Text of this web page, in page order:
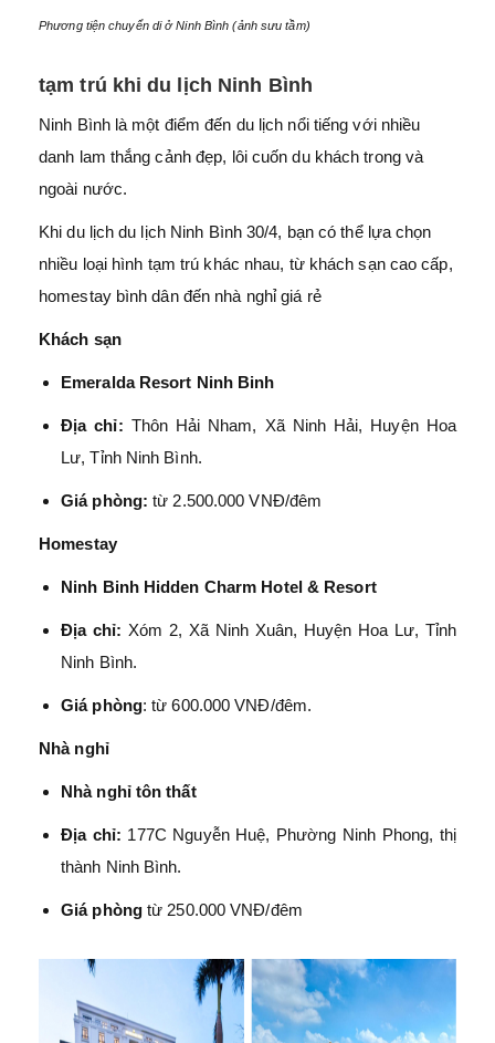
Phương tiện chuyển di ở Ninh Bình (ảnh sưu tầm)
tạm trú khi du lịch Ninh Bình
Ninh Bình là một điểm đến du lịch nổi tiếng với nhiều
danh lam thắng cảnh đẹp, lôi cuốn du khách trong và
ngoài nước.
Khi du lịch du lịch Ninh Bình 30/4, bạn có thể lựa chọn
nhiều loại hình tạm trú khác nhau, từ khách sạn cao cấp,
homestay bình dân đến nhà nghỉ giá rẻ
Khách sạn
Emeralda Resort Ninh Binh
Địa chỉ: Thôn Hải Nham, Xã Ninh Hải, Huyện Hoa
Lư, Tỉnh Ninh Bình.
Giá phòng: từ 2.500.000 VNĐ/đêm
Homestay
Ninh Binh Hidden Charm Hotel & Resort
Địa chỉ: Xóm 2, Xã Ninh Xuân, Huyện Hoa Lư, Tỉnh
Ninh Bình.
Giá phòng: từ 600.000 VNĐ/đêm.
Nhà nghỉ
Nhà nghỉ tôn thất
Địa chỉ: 177C Nguyễn Huệ, Phường Ninh Phong, thị
thành Ninh Bình.
Giá phòng từ 250.000 VNĐ/đêm